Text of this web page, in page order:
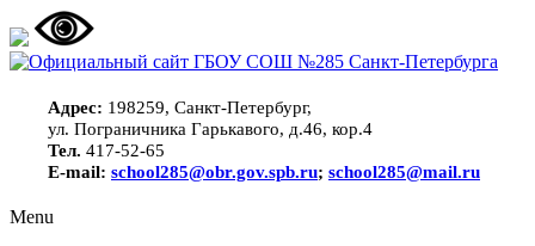
Адрес: 198259, Санкт-Петербург,
ул. Пограничника Гарькавого, д.46, кор.4
Тел. 417-52-65
E-mail: school285@obr.gov.spb.ru; school285@mail.ru
Menu